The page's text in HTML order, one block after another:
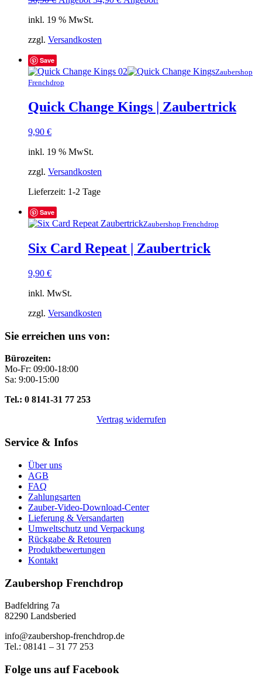
war:
inkl. 19 % MwSt.
zzgl. Versandkosten
Save
Zaubershop
Frenchdrop
Quick Change Kings | Zaubertrick
9,90 €
inkl. 19 % MwSt.
zzgl. Versandkosten
Lieferzeit: 1-2 Tage
Save
Zaubershop Frenchdrop
Six Card Repeat | Zaubertrick
9,90 €
inkl. MwSt.
zzgl. Versandkosten
Sie erreichen uns von:
Bürozeiten:
Mo-Fr: 09:00-18:00
Sa: 9:00-15:00
Tel.: 0 8141-31 77 253
Vertrag widerrufen
Service & Infos
Über uns
AGB
FAQ
Zahlungsarten
Zauber-Video-Download-Center
Lieferung & Versandarten
Umweltschutz und Verpackung
Rückgabe & Retouren
Produktbewertungen
Kontakt
Zaubershop Frenchdrop
Badfeldring 7a
82290 Landsberied
info@zaubershop-frenchdrop.de
Tel.: 08141 – 31 77 253
Folge uns auf Facebook